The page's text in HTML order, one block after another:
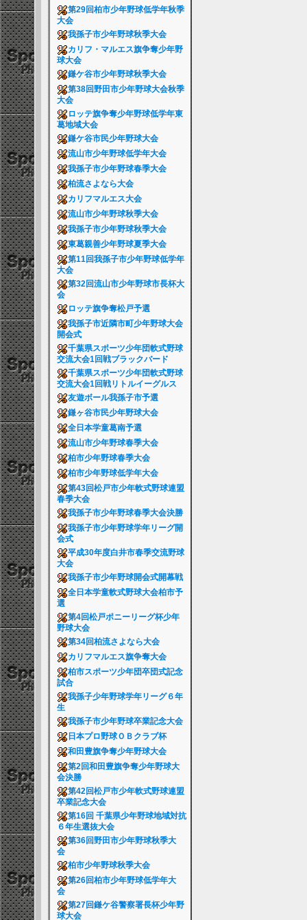
第29回柏市少年野球低学年秋季
大会
我孫子市少年野球秋季大会
カリフ・マルエス旗争奪少年野
球大会
鎌ケ谷市少年野球秋季大会
第38回野田市少年野球大会秋季
大会
ロッテ旗争奪少年野球低学年東
葛地域大会
鎌ケ谷市民少年野球大会
流山市少年野球低学年大会
我孫子市少年野球春季大会
柏流さよなら大会
カリフマルエス大会
流山市少年野球秋季大会
我孫子市少年野球秋季大会
東葛親善少年野球夏季大会
第11回我孫子市少年野球低学年
大会
第32回流山市少年野球市長杯大
会
ロッテ旗争奪松戸予選
我孫子市近隣市町少年野球大会
開会式
千葉県スポーツ少年団軟式野球
交流大会1回戦ブラックバード
千葉県スポーツ少年団軟式野球
交流大会1回戦リトルイーグルス
友遊ボール我孫子市予選
鎌ヶ谷市民少年野球大会
全日本学童葛南予選
流山市少年野球春季大会
柏市少年野球春季大会
柏市少年野球低学年大会
第43回松戸市少年軟式野球連盟
春季大会
我孫子市少年野球春季大会決勝
我孫子市少年野球学年リーグ開
会式
平成30年度白井市春季交流野球
大会
我孫子市少年野球開会式開幕戦
全日本学童軟式野球大会柏市予
選
第4回松戸ポニーリーグ杯少年
野球大会
第34回柏流さよなら大会
カリフマルエス旗争奪大会
柏市スポーツ少年団卒団式記念
試合
我孫子少年野球学年リーグ６年
生
我孫子市少年野球卒業記念大会
日本プロ野球ＯＢクラブ杯
和田豊旗争奪少年野球大会
第2回和田豊旗争奪少年野球大
会決勝
第42回松戸市少年軟式野球連盟
卒業記念大会
第16回 千葉県少年野球地域対抗
６年生選抜大会
第36回野田市少年野球秋季大
会
柏市少年野球秋季大会
第26回柏市少年野球低学年大
会
第27回鎌ケ谷警察署長杯少年野
球大会